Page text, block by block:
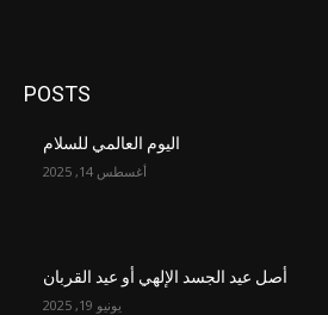
POSTS
اليوم العالمي للسلام
أغسطس 14, 2025
أصل عيد الجسد الإلهي أو عيد القربان
يونيو 19, 2025